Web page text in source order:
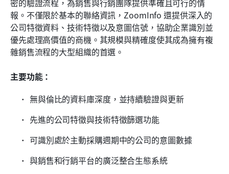
密的驗證流程，為銷售與行銷團隊提供準確且可行的情
報。不僅限於基本的聯絡資訊，ZoomInfo 還提供深入的
公司特徵資料、技術特徵以及意圖信號，協助企業識別並
優先處理高價值的商機。其規模與精確度使其成為擁有複
雜銷售流程的大型組織的首選。
主要功能：
無與倫比的資料庫深度，並持續驗證與更新
先進的公司特徵與技術特徵篩選功能
可識別處於主動採購週期中的公司的意圖數據
與銷售和行銷平台的廣泛整合生態系統